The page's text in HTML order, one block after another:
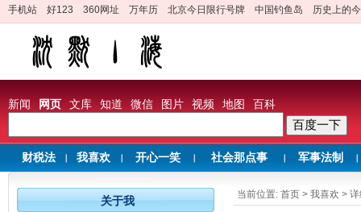
手机站 好123 360网址 万年历 北京今日限行号牌 中国钓鱼岛 历史上的
新闻 网页 文库 知道 微信 图片 视频 地图 百科
财税法 我喜欢 开心一笑 社会那点事 军事法制
当前位置: 首页 > 我喜欢 >
关于我